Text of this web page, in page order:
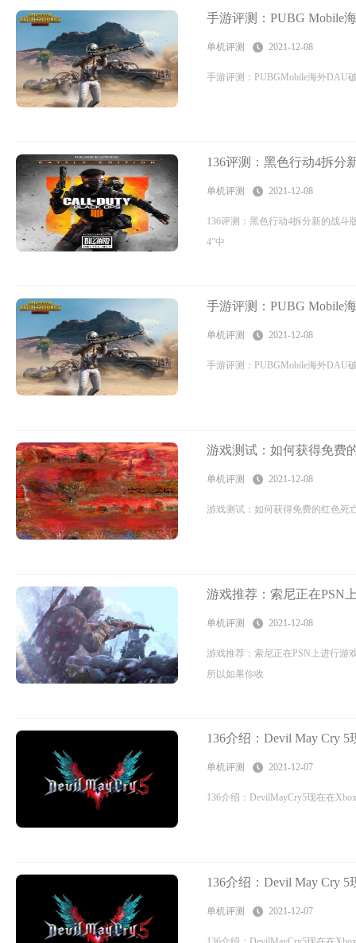
手游评测：PUBG Mobile
单机评测 2021-12-08
手游评测：PUBGMobile海外DAU
136评测：黑色行动4拆分
单机评测 2021-12-08
136评测：黑色行动4拆分新的战斗
4”中
手游评测：PUBG Mobile
单机评测 2021-12-08
手游评测：PUBGMobile海外DAU
游戏测试：如何获得免费
单机评测 2021-12-08
游戏测试：如何获得免费的红色死
游戏推荐：索尼正在PSN
单机评测 2021-12-08
游戏推荐：索尼正在PSN上进行游
所以如果你收
136介绍：Devil May Cry
单机评测 2021-12-07
136介绍：DevilMayCry5现在在
136介绍：Devil May Cry
单机评测 2021-12-07